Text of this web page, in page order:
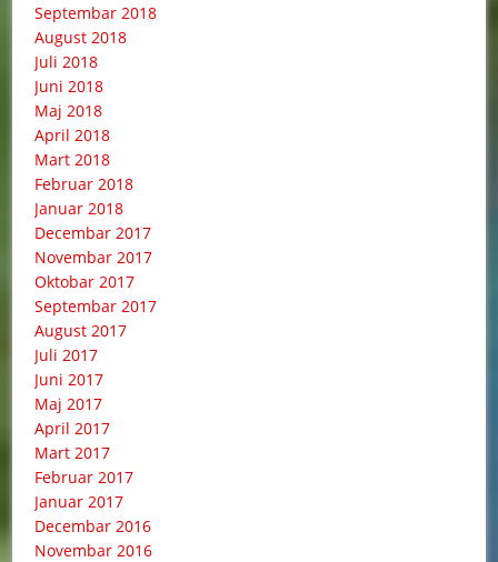
Septembar 2018
August 2018
Juli 2018
Juni 2018
Maj 2018
April 2018
Mart 2018
Februar 2018
Januar 2018
Decembar 2017
Novembar 2017
Oktobar 2017
Septembar 2017
August 2017
Juli 2017
Juni 2017
Maj 2017
April 2017
Mart 2017
Februar 2017
Januar 2017
Decembar 2016
Novembar 2016